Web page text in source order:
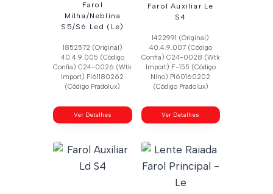
Farol
Milha/Neblina
S5/S6 Led (Le)
1852572 (Original)
40.4.9.005 (Código
Confia) C24-0026 (Wtk
Import) Pl61180262
(Código Pradolux)
Ver Detalhes
Farol Auxiliar Le
S4
1422991 (Original)
40.4.9.007 (Código
Confia) C24-0028 (Wtk
Import) F-155 (Código
Nino) Pl60160202
(Código Pradolux)
Ver Detalhes